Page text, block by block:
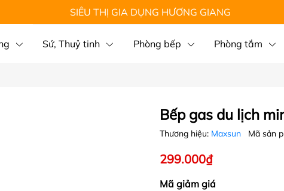
SIÊU THỊ GIA DỤNG HƯƠNG GIANG
Sứ, Thuỷ tinh Phòng bếp Phòng tắm
Bếp gas du lịch
Thương hiệu: Maxsun Mã sản
299.000₫
Mã giảm giá